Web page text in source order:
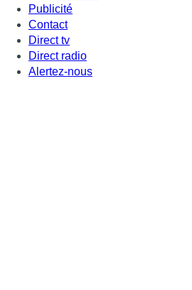
Publicité
Contact
Direct tv
Direct radio
Alertez-nous